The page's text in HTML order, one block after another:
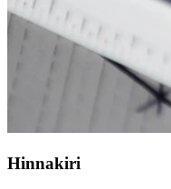
Hinnakiri